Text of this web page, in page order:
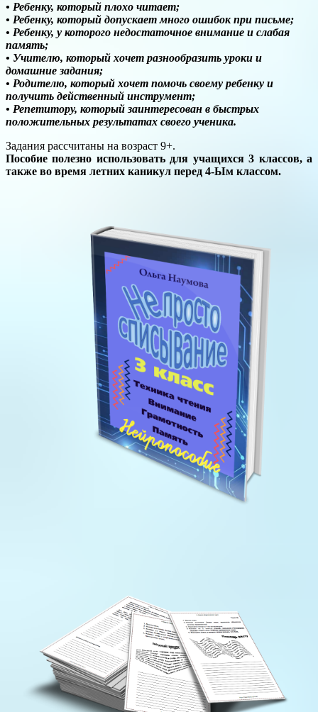
• Ребенку, который плохо читает;
• Ребенку, который допускает много ошибок при письме;
• Ребенку, у которого недостаточное внимание и слабая
память;
• Учителю, который хочет разнообразить уроки и
домашние задания;
• Родителю, который хочет помочь своему ребенку и
получить действенный инструмент;
• Репетитору, который заинтересован в быстрых
положительных результатах своего ученика.
Задания рассчитаны на возраст 9+.
Пособие полезно использовать для учащихся 3 классов, а
также во время летних каникул перед 4-Ым классом.